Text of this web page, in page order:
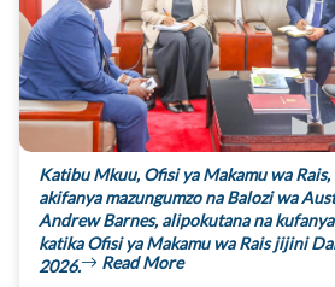
Katibu Mkuu, Ofisi ya Makamu wa
akifanya mazungumzo na Balozi wa
Andrew Barnes, alipokutana na kufanya
katika Ofisi ya Makamu wa Rais jijini
2026.
Read More